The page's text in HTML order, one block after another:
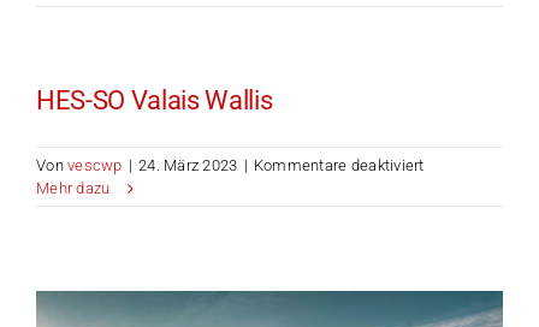
Zürich
für
HES-SO Valais Wallis
Vonvescwp | 24. März 2023 | Kommentare deaktiviertfür
SO
Mehr dazu